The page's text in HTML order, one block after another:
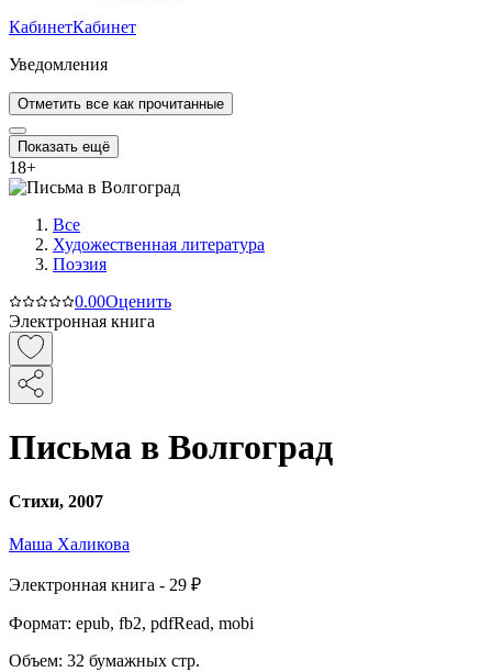
КабинетКабинет
Уведомления
Отметить все как прочитанные
Показать ещё
18+
Все
Художественная литература
Поэзия
0.00Оценить
Электронная книга
Письма в Волгоград
Стихи, 2007
Маша Халикова
Электронная книга - 29 ₽
Формат: epub, fb2, pdfRead, mobi
Объем: 32 бумажных стр.